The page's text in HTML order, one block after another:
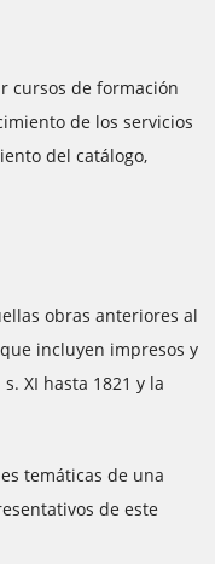
cursos de formación
de los servicios
del catálogo,
obras anteriores al
incluyen impresos y
XI hasta 1821 y la
temáticas de una
de este